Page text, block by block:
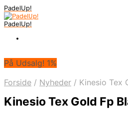
PadelUp!
PadelUp!
På Udsalg! 1%
Forside / Nyheder / Kinesio Tex
Kinesio Tex Gold Fp